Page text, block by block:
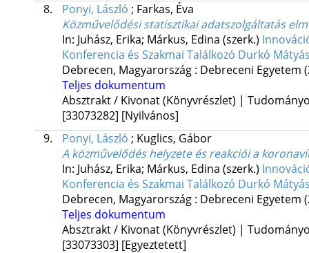
8.
Ponyi, László ; Farkas, Éva
Közművelődési statisztikai adatszolgáltatás
In: Juhász, Erika; Márkus, Edina (szerk.)
Konferencia és Szakmai Találkozó Durkó
Debrecen, Magyarország : Debreceni Egyetem
Teljes dokumentum
Absztrakt / Kivonat (Könyvrészlet) |
[33073282] [Nyilvános]
9.
Ponyi, László ; Kuglics, Gábor
A közművelődés helyzete és reakciói a
In: Juhász, Erika; Márkus, Edina (szerk.)
Konferencia és Szakmai Találkozó Durkó
Debrecen, Magyarország : Debreceni Egyetem
Teljes dokumentum
Absztrakt / Kivonat (Könyvrészlet) |
[33073303] [Egyeztetett]